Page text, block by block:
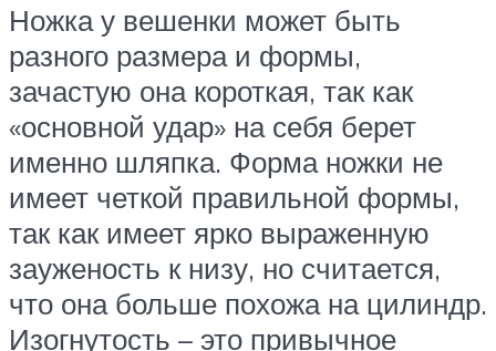
Ножка у вешенки может быть
разного размера и формы,
зачастую она короткая, так как
«основной удар» на себя берет
именно шляпка. Форма ножки не
имеет четкой правильной формы,
так как имеет ярко выраженную
зауженость к низу, но считается,
что она больше похожа на цилиндр.
Изогнутость – это привычное